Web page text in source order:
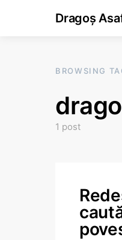
Dragoș
BROWSING
1 post